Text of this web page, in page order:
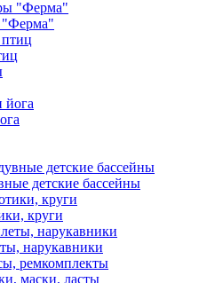
"Ферма"
детские бассейны
круги
нарукавники
ремкомплекты